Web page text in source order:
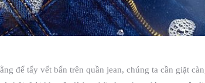
để tẩy vết bẩn trên quần jean, chúng ta cần giặt